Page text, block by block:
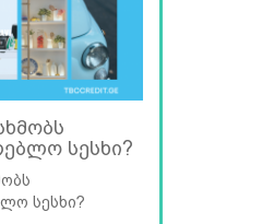
სესხი?
სესხი?